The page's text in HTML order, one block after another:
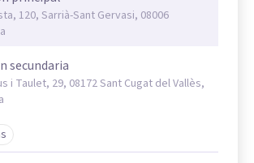
120, Sarrià-Sant Gervasi, 08006
secundaria
i Taulet, 29, 08172 Sant Cugat del Vallès,